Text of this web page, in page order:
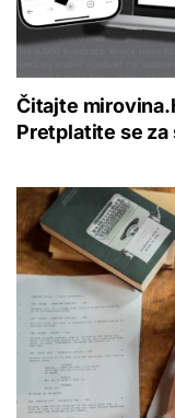
Čitajte
Pretplatite se